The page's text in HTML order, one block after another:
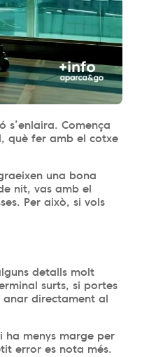
s’enlaira. Comença
què fer amb el cotxe
una bona
nit, vas amb el
Per això, si vols
detalls molt
surts, si portes
anar directament al
ha menys marge per
error es nota més.